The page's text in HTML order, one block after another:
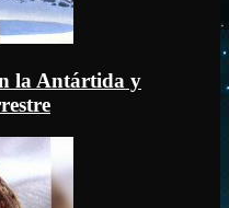
la Antártida y